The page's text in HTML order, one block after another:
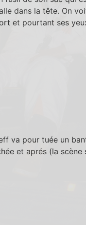
dans la tête. On
et pourtant ses
va pour tuée un
et aprés (la scène